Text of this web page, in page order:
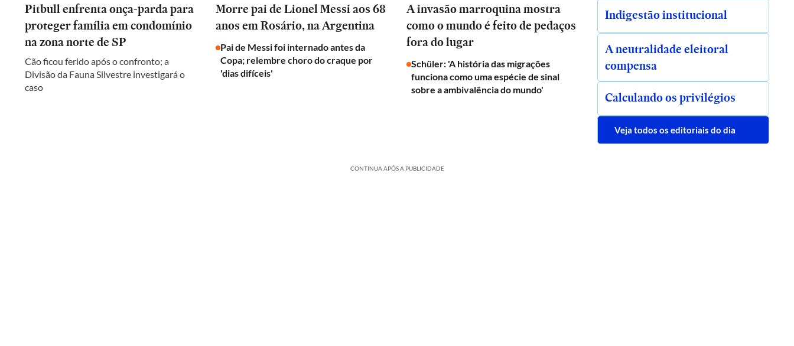
Pitbull enfrenta onça-parda para
proteger família em condomínio
na zona norte de SP
Cão ficou ferido após o confronto; a
Divisão da Fauna Silvestre investigará o
caso
Morre pai de Lionel Messi aos 68
anos em Rosário, na Argentina
Pai de Messi foi internado antes da
Copa; relembre choro do craque por
'dias difíceis'
A invasão marroquina mostra
como o mundo é feito de pedaços
fora do lugar
Schüler: 'A história das migrações
funciona como uma espécie de sinal
sobre a ambivalência do mundo'
Indigestão institucional
A neutralidade eleitoral
compensa
Calculando os privilégios
Veja todos os editoriais do dia
CONTINUA APÓS A PUBLICIDADE